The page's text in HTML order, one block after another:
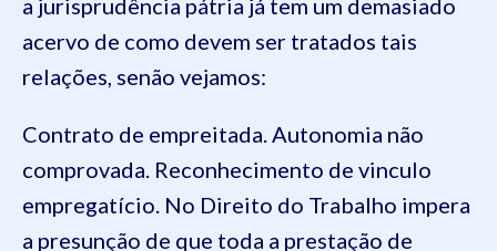
a jurisprudência pátria já tem um demasiado
acervo de como devem ser tratados tais
relações, senão vejamos:
Contrato de empreitada. Autonomia não
comprovada. Reconhecimento de vinculo
empregatício. No Direito do Trabalho impera
a presunção de que toda a prestação de